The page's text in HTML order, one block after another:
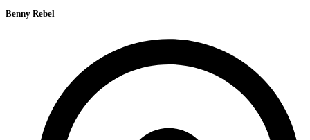
Benny Rebel